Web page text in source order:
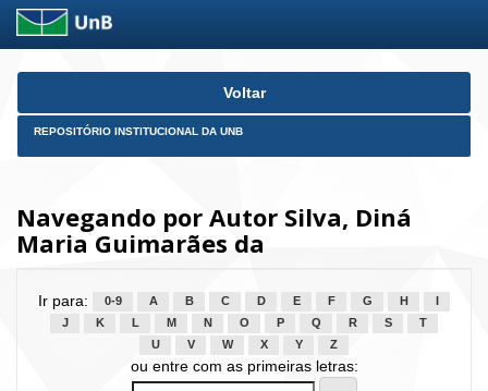
Skip
Voltar
REPOSITÓRIO INSTITUCIONAL DA UNB
Navegando por Autor Silva, Diná
Maria Guimarães da
Ir para: 0-9 A B C D E F G H
J
K L M N O P Q R S
T
U
V W X Y Z
ou entre com as primeiras letras: